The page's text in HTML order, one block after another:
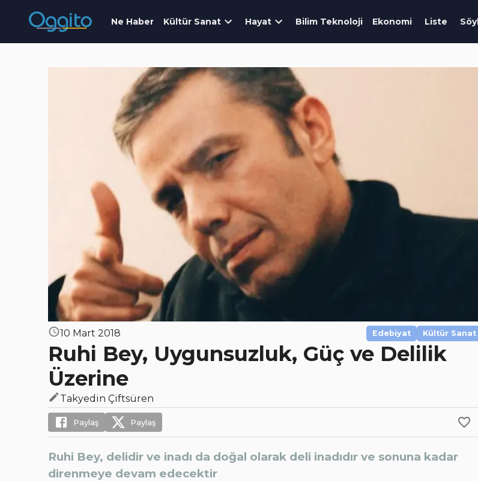
Ne Haber Kültür Sanat Hayat Bilim Teknoloji Ekonomi Liste
10 Mart 2018 Edebiyat Kültür Sanat
Ruhi Bey, Uygunsuzluk, Güç ve Delilik
Üzerine
Takyedin Çiftsüren
Paylaş Paylaş
Ruhi Bey, delidir ve inadı da doğal olarak deli inadıdır ve sonuna kadar
direnmeye devam edecektir